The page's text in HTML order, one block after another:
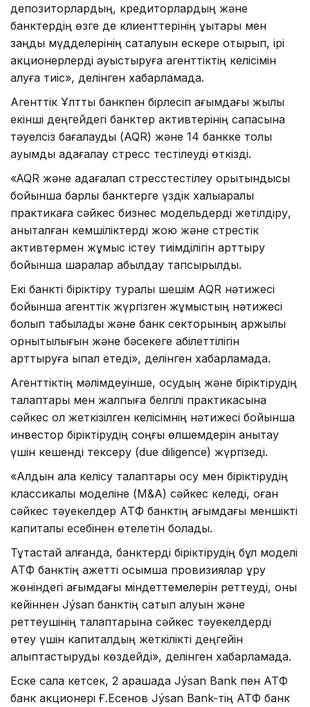
депозиторлардың, кредиторлардың және
банктердің өзге де клиенттерінің құқықтары мен
заңды мүдделерінің сақталуын ескере отырып, ірі
акционерлерді ауыстыруға агенттіктің келісімін
алуға тиіс», делінген хабарламада.
Агенттік Ұлттық банкпен бірлесіп ағымдағы жылы
екінші деңгейдегі банктер активтерінің сапасына
тәуелсіз бағалауды (AQR) және 14 банкке толық
ауқымды қадағалау стресс тестілеуді өткізді.
«AQR және қадағалап стресстестілеу қорытындысы
бойынша барлық банктерге үздік халықаралық
практикаға сәйкес бизнес модельдерді жетілдіру,
анықталған кемшіліктерді жою және стрестік
активтермен жұмыс істеу тиімділігін арттыру
бойынша шаралар қабылдау тапсырылды.
Екі банкті біріктіру туралы шешім AQR нәтижесі
бойынша агенттік жүргізген жұмыстың нәтижесі
болып табылады және банк секторының қаржылық
орнықтылығын және бәсекеге қабілеттілігін
арттыруға ықпал етеді», делінген хабарламада.
Агенттіктің мәлімдеуінше, қосудың және біріктірудің
талаптары мен жалпыға белгілі практикасына
сәйкес қол жеткізілген келісімнің нәтижесі бойынша
инвестор біріктірудің соңғы өлшемдерін анықтау
үшін кешенді тексеру (due diligence) жүргізеді.
«Алдын ала келісу талаптары қосу мен біріктірудің
классикалық моделіне (M&A) сәйкес келеді, оған
сәйкес тәуекелдер АТФ банктің ағымдағы меншікті
капиталы есебінен өтелетін болады.
Тұтастай алғанда, банктерді біріктірудің бұл моделі
АТФ банктің қажетті қосымша провизиялар құру
жөніндегі ағымдағы міндеттемелерін реттеуді, оны
кейіннен Jýsan банктің сатып алуын және
реттеушінің талаптарына сәйкес тәуекелдерді
өтеу үшін капиталдың жеткілікті деңгейін
қалыптастыруды көздейді», делінген хабарламада.
Еске сала кетсек, 2 қарашада Jýsan Bank пен АТФ
банк акционері Ғ.Есенов Jýsan Bank-тің АТФ банк